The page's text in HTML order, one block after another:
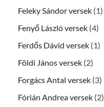
Feleky Sándor versek (1)
Fenyő László versek (4)
Ferdős Dávid versek (1)
Földi János versek (2)
Forgács Antal versek (3)
Fórián Andrea versek (2)